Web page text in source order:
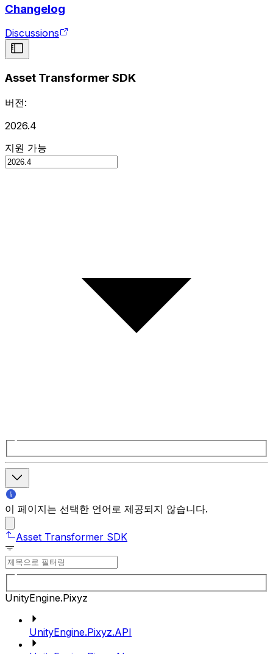
Changelog
Discussions
Asset Transformer SDK
버전:
2026.4
지원 가능
이 페이지는 선택한 언어로 제공되지 않습니다.
Asset Transformer SDK
UnityEngine.Pixyz
UnityEngine.Pixyz.API